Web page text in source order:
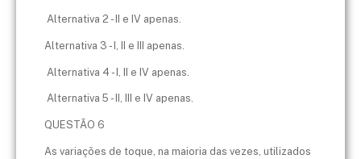
Alternativa 2 - II e IV apenas.
Alternativa 3 - I, II e III apenas.
Alternativa 4 - I, II e IV apenas.
Alternativa 5 - II, III e IV apenas.
QUESTÃO 6
As variações de toque, na maioria das vezes, utilizados